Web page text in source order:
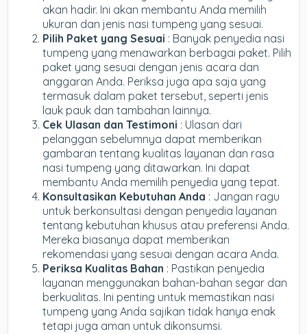
akan hadir. Ini akan membantu Anda memilih
ukuran dan jenis nasi tumpeng yang sesuai.
Pilih Paket yang Sesuai : Banyak penyedia nasi
tumpeng yang menawarkan berbagai paket. Pilih
paket yang sesuai dengan jenis acara dan
anggaran Anda. Periksa juga apa saja yang
termasuk dalam paket tersebut, seperti jenis
lauk pauk dan tambahan lainnya.
Cek Ulasan dan Testimoni : Ulasan dari
pelanggan sebelumnya dapat memberikan
gambaran tentang kualitas layanan dan rasa
nasi tumpeng yang ditawarkan. Ini dapat
membantu Anda memilih penyedia yang tepat.
Konsultasikan Kebutuhan Anda : Jangan ragu
untuk berkonsultasi dengan penyedia layanan
tentang kebutuhan khusus atau preferensi Anda.
Mereka biasanya dapat memberikan
rekomendasi yang sesuai dengan acara Anda.
Periksa Kualitas Bahan : Pastikan penyedia
layanan menggunakan bahan-bahan segar dan
berkualitas. Ini penting untuk memastikan nasi
tumpeng yang Anda sajikan tidak hanya enak
tetapi juga aman untuk dikonsumsi.